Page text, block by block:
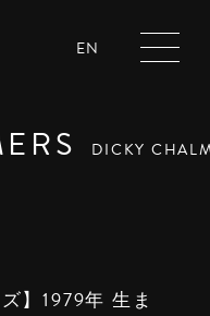
EN
DICKY
】1979年 生ま